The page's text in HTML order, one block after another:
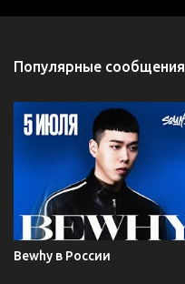
Популярные сообщения
Bewhy в России